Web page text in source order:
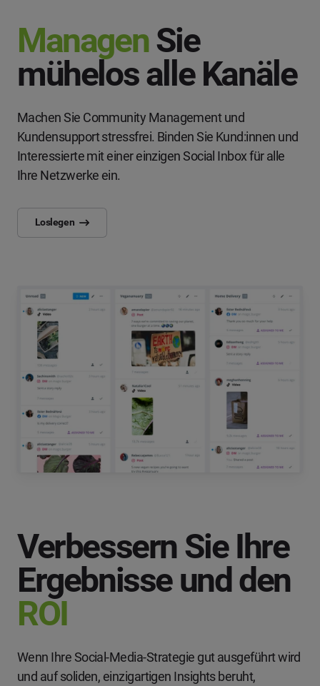
ManagenSie
mühelos alle Kanäle
Machen Sie Community Management und
Kundensupport stressfrei. Binden Sie Kund:innen und
Interessierte mit einer einzigen Social Inbox für alle
Ihre Netzwerke ein.
Loslegen
Verbessern Sie Ihre
Ergebnisse und den
ROI
Wenn Ihre Social-Media-Strategie gut ausgeführt wird
und auf soliden, einzigartigen Insights beruht,